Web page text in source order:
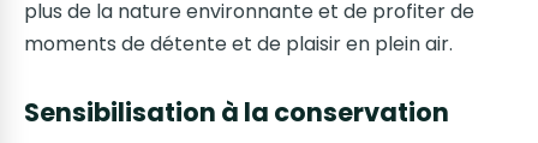
plus de la nature environnante et de profiter de
moments de détente et de plaisir en plein air.
Sensibilisation à la conservation